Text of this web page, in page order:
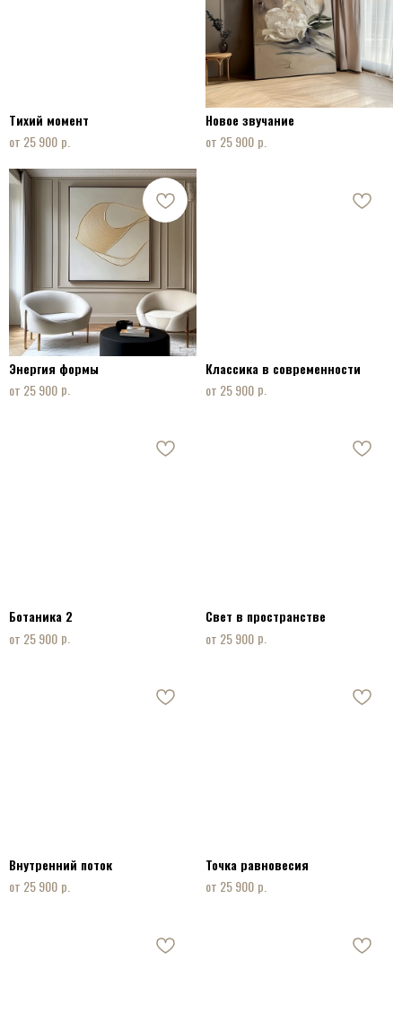
Тихий момент
25 900 р.
Новое звучание
25 900 р.
Энергия формы
25 900 р.
Классика в современности
25 900 р.
Ботаника 2
25 900 р.
Свет в пространстве
25 900 р.
Внутренний поток
25 900 р.
Точка равновесия
25 900 р.